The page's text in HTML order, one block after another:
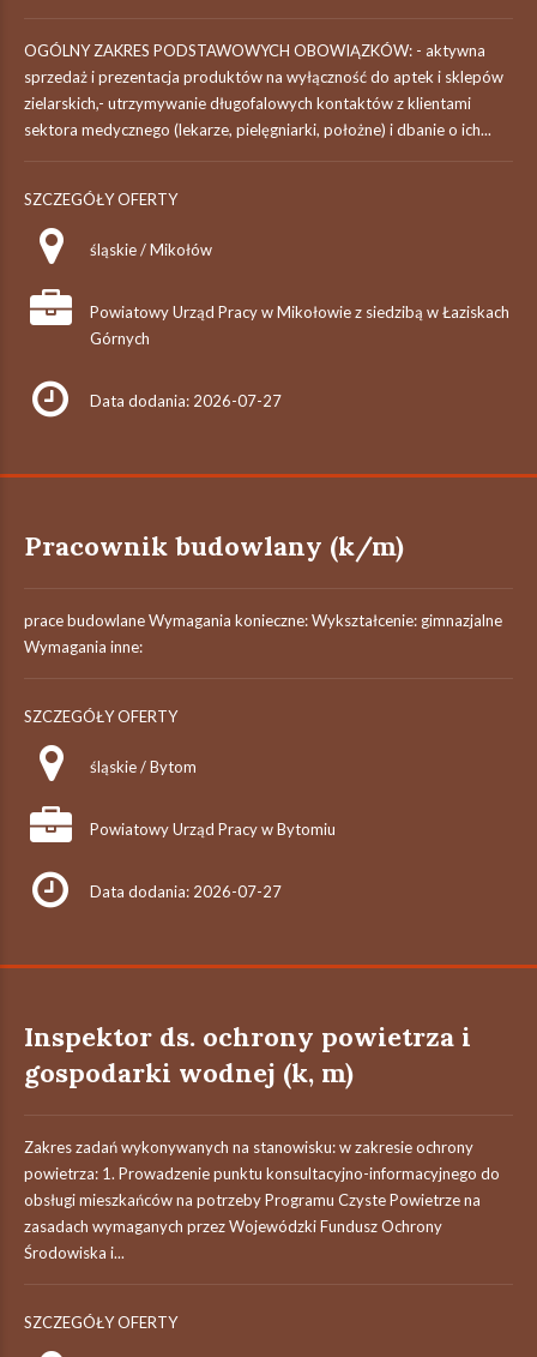
OGÓLNY ZAKRES PODSTAWOWYCH OBOWIĄZKÓW: - aktywna
sprzedaż i prezentacja produktów na wyłączność do aptek i sklepów
zielarskich,- utrzymywanie długofalowych kontaktów z klientami
sektora medycznego (lekarze, pielęgniarki, położne) i dbanie o ich...
SZCZEGÓŁY OFERTY
śląskie / Mikołów
Powiatowy Urząd Pracy w Mikołowie z siedzibą w Łaziskach
Górnych
Data dodania: 2026-07-27
Pracownik budowlany (k/m)
prace budowlane Wymagania konieczne: Wykształcenie: gimnazjalne
Wymagania inne:
SZCZEGÓŁY OFERTY
śląskie / Bytom
Powiatowy Urząd Pracy w Bytomiu
Data dodania: 2026-07-27
Inspektor ds. ochrony powietrza i
gospodarki wodnej (k, m)
Zakres zadań wykonywanych na stanowisku: w zakresie ochrony
powietrza: 1. Prowadzenie punktu konsultacyjno-informacyjnego do
obsługi mieszkańców na potrzeby Programu Czyste Powietrze na
zasadach wymaganych przez Wojewódzki Fundusz Ochrony
Środowiska i...
SZCZEGÓŁY OFERTY